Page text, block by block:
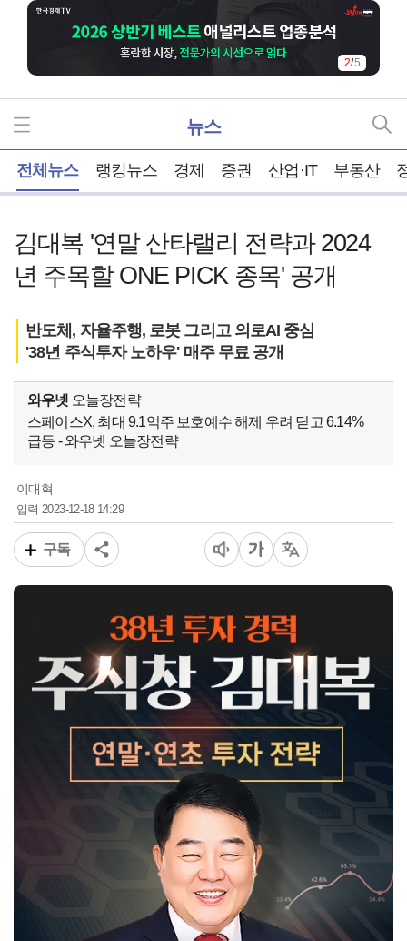
2/5
뉴스
전체뉴스 랭킹뉴스 경제 증권 산업·IT 부동산
김대복 '연말 산타랠리 전략과 2024
년 주목할 ONE PICK 종목' 공개
반도체, 자율주행, 로봇 그리고 의로AI 중심
'38년 주식투자 노하우' 매주 무료 공개
와우넷 오늘장전략
스페이스X, 최대 9.1억주 보호예수 해제 우려 딛고 6.14%
급등 - 와우넷 오늘장전략
이대혁
입력2023-12-18 14:29
구독